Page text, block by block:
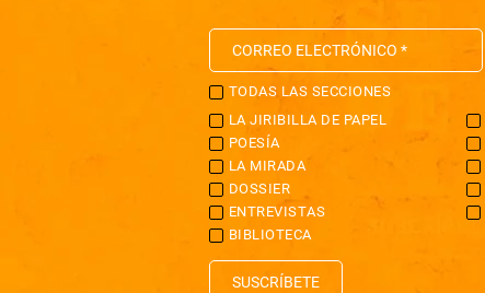
TODAS LAS SECCIONES
LA JIRIBILLA DE PAPEL
POESÍA
LA MIRADA
DOSSIER
ENTREVISTAS
BIBLIOTECA
SUSCRÍBETE